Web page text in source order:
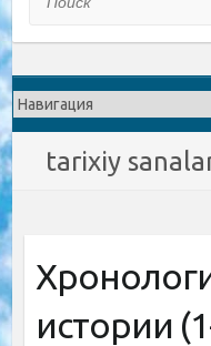
tarixiy
истории